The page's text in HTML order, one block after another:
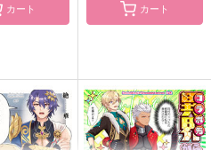
カート カート